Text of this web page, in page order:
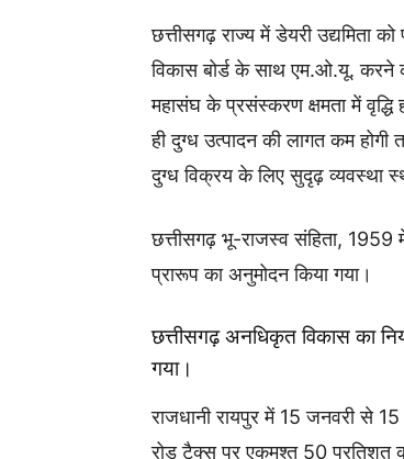
छत्तीसगढ़ राज्य में डेयरी उद्यमिता
विकास बोर्ड के साथ एम.ओ.यू. करने
महासंघ के प्रसंस्करण क्षमता में वृद्धि
ही दुग्ध उत्पादन की लागत कम
दुग्ध विक्रय के लिए सुदृढ़ व्यवस्था
छत्तीसगढ़ भू-राजस्व संहिता,
प्रारूप का अनुमोदन किया गया।
छत्तीसगढ़ अनधिकृत विकास का
गया।
राजधानी रायपुर में 15 जनवरी से
रोड टैक्स पर एकमुश्त 50 प्रतिशत